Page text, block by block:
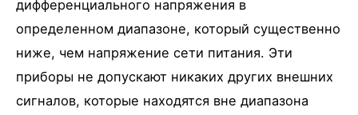
дифференциального напряжения в
определенном диапазоне, который существенно
ниже, чем напряжение сети питания. Эти
приборы не допускают никаких других внешних
сигналов, которые находятся вне диапазона